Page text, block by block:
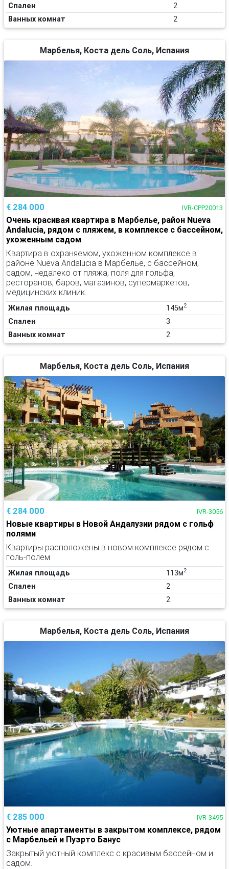
Спален
2
Ванных комнат
2
Марбелья, Коста дель Соль, Испания
€ 284 000 IVR-CPP20013
Очень красивая квартира в Марбелье, район Nueva
Andalucia, рядом с пляжем, в комплексе с бассейном,
ухоженным садом
Квартира в охраняемом, ухоженном комплексе в
районе Nueva Andalucia в Марбелье, с бассейном,
садом, недалеко от пляжа, поля для гольфа,
ресторанов, баров, магазинов, супермаркетов,
медицинских клиник.
Жилая площадь 145м2
Спален
3
Ванных комнат
2
Марбелья, Коста дель Соль, Испания
€ 284 000 IVR-3056
Новые квартиры в Новой Андалузии рядом с гольф
полями
Квартиры расположены в новом комплексе рядом с
голь-полем
Жилая площадь 113м2
Спален
2
Ванных комнат
2
Марбелья, Коста дель Соль, Испания
€ 285 000 IVR-3495
Уютные апартаменты в закрытом комплексе, рядом
с Марбельей и Пуэрто Банус
Закрытый уютный комплекс с красивым бассейном и
садом.